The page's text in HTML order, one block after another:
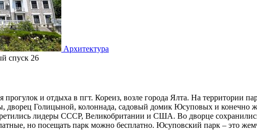
Архитектура
спуск 26
и отдыха в пгт. Кореиз, возле города Ялта. На территории
дворец Голицыной, колоннада, садовый домик Юсуповых и конечно
лидеры СССР, Великобритании и США. Во дворце
но посещать парк можно бесплатно. Юсуповский парк – это